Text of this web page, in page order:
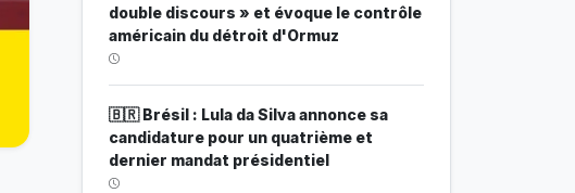
double discours » et évoque le contrôle
américain du détroit d'Ormuz
🇧🇷 Brésil : Lula da Silva annonce sa
candidature pour un quatrième et
dernier mandat présidentiel